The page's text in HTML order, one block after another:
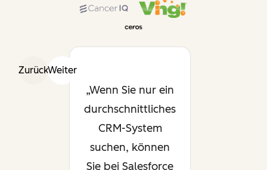
ZurückWeiter
Wenn Sie nur ein
durchschnittliches
CRM-System
suchen, können
Sie bei Salesforce